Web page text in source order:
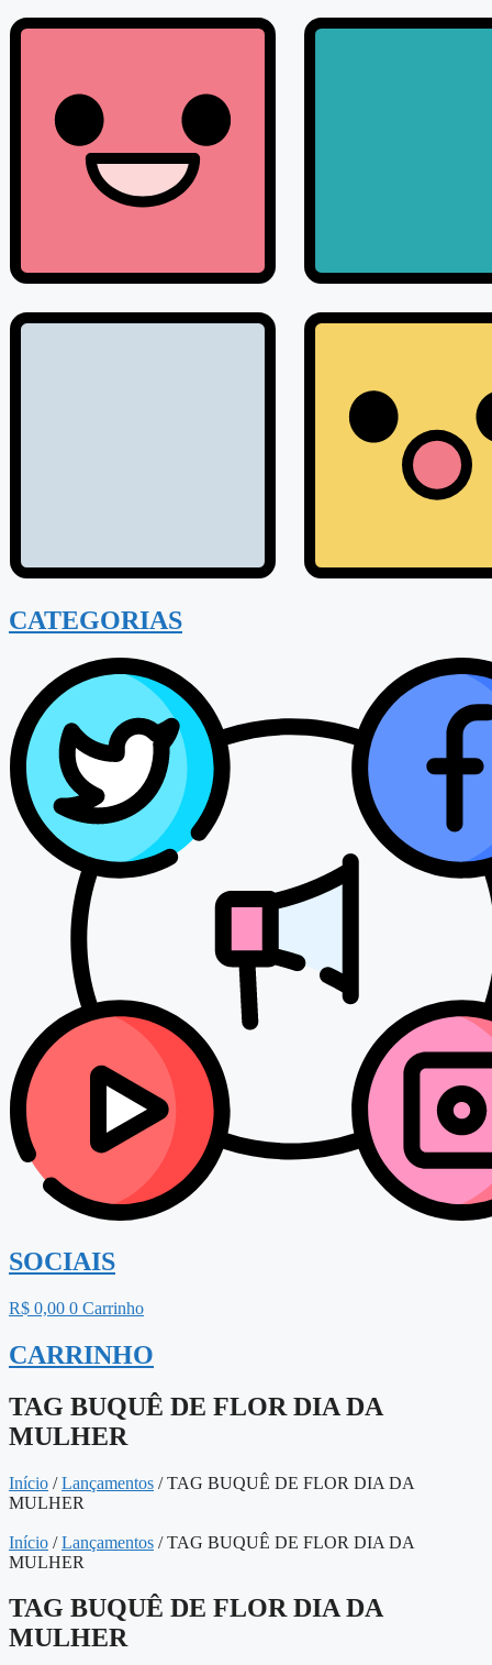
CATEGORIAS
SOCIAIS
R$ 0,00 0 Carrinho
CARRINHO
TAG BUQUÊ DE FLOR DIA DA
MULHER
Início /Lançamentos / TAG BUQUÊ DE FLOR DIA DA
MULHER
Início /Lançamentos / TAG BUQUÊ DE FLOR DIA DA
MULHER
TAG BUQUÊ DE FLOR DIA DA
MULHER